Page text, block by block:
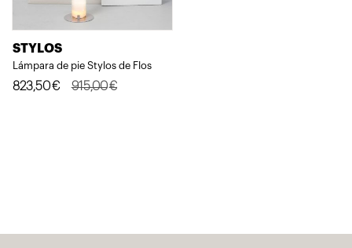
STYLOS
Lámpara de pie Stylos de Flos
915,00€
El
823,50€
El